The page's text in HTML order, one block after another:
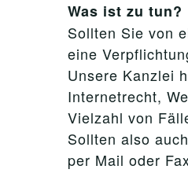
Was ist zu tun?
Sollten Sie von
eine
Unsere Kanzlei
Internetrecht,
Vielzahl von
Sollten also
per Mail oder